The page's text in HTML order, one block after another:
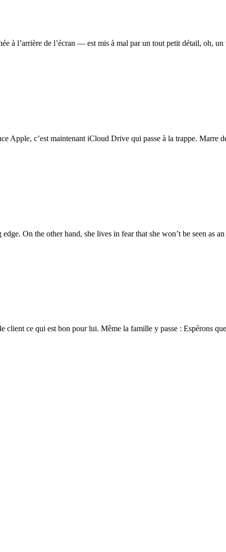
à l’arrière de l’écran — est mis à mal par un tout petit détail, oh,
Apple, c’est maintenant iCloud Drive qui passe à la trappe. Marre
On the other hand, she lives in fear that she won’t be seen as
client ce qui est bon pour lui. Même la famille y passe : Espérons